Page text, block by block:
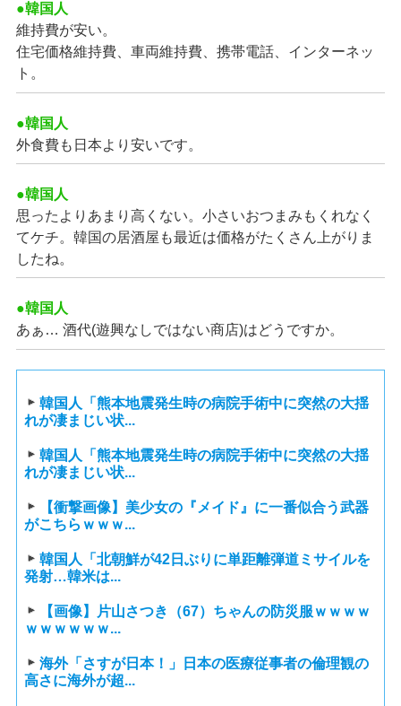
●韓国人
維持費が安い。
住宅価格維持費、車両維持費、携帯電話、インターネッ
ト。
●韓国人
外食費も日本より安いです。
●韓国人
思ったよりあまり高くない。小さいおつまみもくれなく
てケチ。韓国の居酒屋も最近は価格がたくさん上がりま
したね。
●韓国人
あぁ… 酒代(遊興なしではない商店)はどうですか。
韓国人「熊本地震発生時の病院手術中に突然の大揺
れが凄まじい状...
韓国人「熊本地震発生時の病院手術中に突然の大揺
れが凄まじい状...
【衝撃画像】美少女の『メイド』に一番似合う武器
がこちらｗｗｗ...
韓国人「北朝鮮が42日ぶりに単距離弾道ミサイルを
発射…韓米は...
【画像】片山さつき（67）ちゃんの防災服ｗｗｗｗ
ｗｗｗｗｗｗ...
海外「さすが日本！」日本の医療従事者の倫理観の
高さに海外が超...